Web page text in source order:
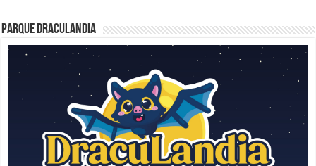
Parque Draculandia